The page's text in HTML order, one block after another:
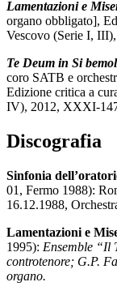
Lamentazioni e
organo obbligato],
Vescovo (Serie I,
Te Deum in Si
coro SATB e
Edizione critica a
IV), 2012, XXXI-
Discografia
Sinfonia
01, Fermo 1988):
16.12.1988,
Lamentazioni e
1995): Ensemble “Il
controtenore; G.P.
organo.